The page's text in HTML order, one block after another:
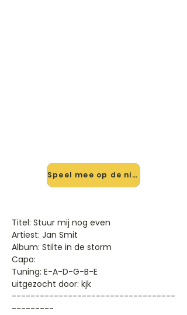
Speel mee op de nieuwe site →
Titel: Stuur mij nog even
Artiest: Jan Smit
Album: Stilte in de storm
Capo:
Tuning: E-A-D-G-B-E
uitgezocht door: kjk
-----------------------------------
---------